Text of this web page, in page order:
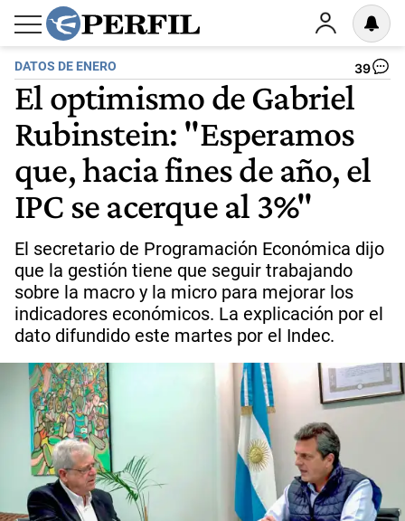
DATOS DE ENERO 39
El optimismo de Gabriel
Rubinstein: "Esperamos
que, hacia fines de año, el
IPC se acerque al 3%"
El secretario de Programación Económica dijo
que la gestión tiene que seguir trabajando
sobre la macro y la micro para mejorar los
indicadores económicos. La explicación por el
dato difundido este martes por el Indec.